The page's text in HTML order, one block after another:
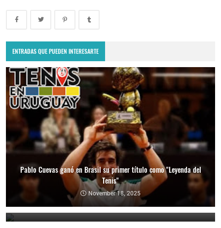
ENTRADAS QUE PUEDEN INTERESARTE
Pablo Cuevas ganó en Brasil su primer título como "Leyenda del
Tenis"
November 18, 2025
Copa Davis 2024: Uruguay enfrentará a Bolivia como visitante por
el Grupo Mundial II
February 10, 2024